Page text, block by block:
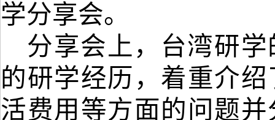
学分享会。
分享会上，台湾研
的研学经历，着重介
活费用等方面的问题